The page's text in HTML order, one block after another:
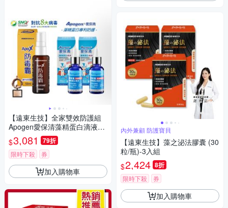
【遠東生技】全家雙效防護組
Apogen愛保清藻精蛋白滴液X2
入+ApoX防毒霸體50MLX1入
$3,081 79折
限時下殺 券
加入購物車
內外兼顧 防護寶貝
【遠東生技】藻之泌法膠囊 (30
粒/瓶)-3入組
$2,424 8折
限時下殺 券
加入購物車